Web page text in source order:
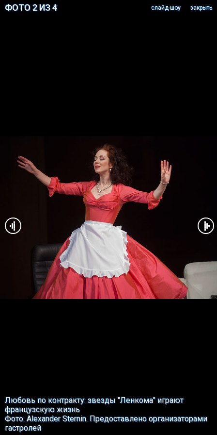
ФОТО 2 ИЗ 4 закрыть
cлайд-шоу
Любовь по контракту: звезды "Ленкома" играют
французскую жизнь
Фото: Alexander Sternin. Предоставлено организаторами
гастролей